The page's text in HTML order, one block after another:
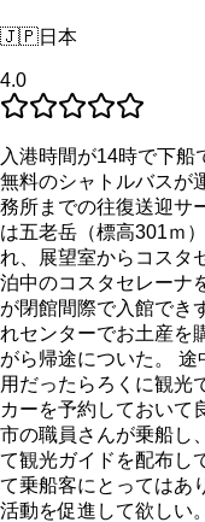
🇯🇵日本
4.0
入港時間が14時で下
無料のシャトルバスが
務所までの往復送迎サ
は五老岳（標高301ｍ
れ、展望室からコスタ
泊中のコスタセレーナ
が閉館間際で入館でき
れセンターでお土産を
がら帰途についた。 途
用だったらろくに観光
カーを予約しておいて
市の職員さんが乗船し
て観光ガイドを配布し
て乗船客にとってはあ
活動を促進して欲しい。